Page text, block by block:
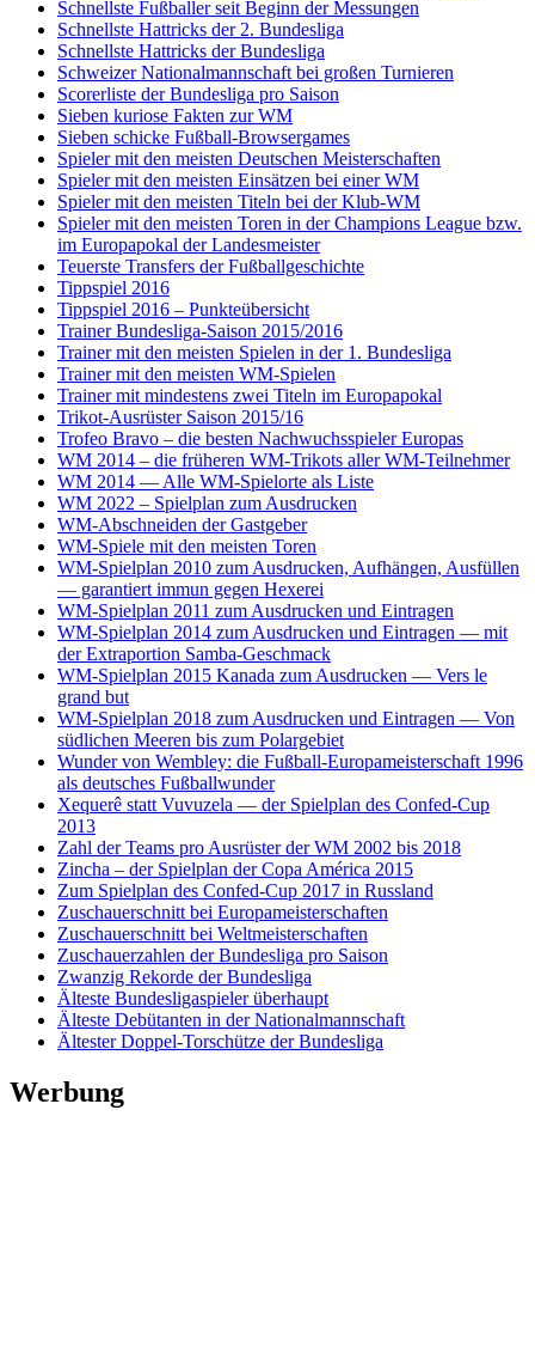
Schnellste Fußballer seit Beginn der Messungen
Schnellste Hattricks der 2. Bundesliga
Schnellste Hattricks der Bundesliga
Schweizer Nationalmannschaft bei großen Turnieren
Scorerliste der Bundesliga pro Saison
Sieben kuriose Fakten zur WM
Sieben schicke Fußball-Browsergames
Spieler mit den meisten Deutschen Meisterschaften
Spieler mit den meisten Einsätzen bei einer WM
Spieler mit den meisten Titeln bei der Klub-WM
Spieler mit den meisten Toren in der Champions League bzw.
im Europapokal der Landesmeister
Teuerste Transfers der Fußballgeschichte
Tippspiel 2016
Tippspiel 2016 – Punkteübersicht
Trainer Bundesliga-Saison 2015/2016
Trainer mit den meisten Spielen in der 1. Bundesliga
Trainer mit den meisten WM-Spielen
Trainer mit mindestens zwei Titeln im Europapokal
Trikot-Ausrüster Saison 2015/16
Trofeo Bravo – die besten Nachwuchsspieler Europas
WM 2014 – die früheren WM-Trikots aller WM-Teilnehmer
WM 2014 — Alle WM-Spielorte als Liste
WM 2022 – Spielplan zum Ausdrucken
WM-Abschneiden der Gastgeber
WM-Spiele mit den meisten Toren
WM-Spielplan 2010 zum Ausdrucken, Aufhängen, Ausfüllen
— garantiert immun gegen Hexerei
WM-Spielplan 2011 zum Ausdrucken und Eintragen
WM-Spielplan 2014 zum Ausdrucken und Eintragen — mit
der Extraportion Samba-Geschmack
WM-Spielplan 2015 Kanada zum Ausdrucken — Vers le
grand but
WM-Spielplan 2018 zum Ausdrucken und Eintragen — Von
südlichen Meeren bis zum Polargebiet
Wunder von Wembley: die Fußball-Europameisterschaft 1996
als deutsches Fußballwunder
Xequerê statt Vuvuzela — der Spielplan des Confed-Cup
2013
Zahl der Teams pro Ausrüster der WM 2002 bis 2018
Zincha – der Spielplan der Copa América 2015
Zum Spielplan des Confed-Cup 2017 in Russland
Zuschauerschnitt bei Europameisterschaften
Zuschauerschnitt bei Weltmeisterschaften
Zuschauerzahlen der Bundesliga pro Saison
Zwanzig Rekorde der Bundesliga
Älteste Bundesligaspieler überhaupt
Älteste Debütanten in der Nationalmannschaft
Ältester Doppel-Torschütze der Bundesliga
Werbung